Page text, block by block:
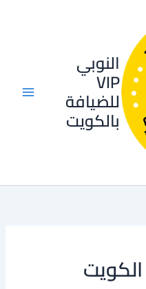
النوبي
VIP
للضيافة
بالكويت